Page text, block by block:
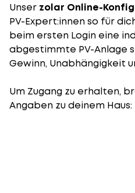
Unser zolar Online-
PV-Expert:innen so für
beim ersten Login eine
abgestimmte PV-Anlage
Gewinn, Unabhängigkeit
Um Zugang zu erhalten,
Angaben zu deinem Haus: